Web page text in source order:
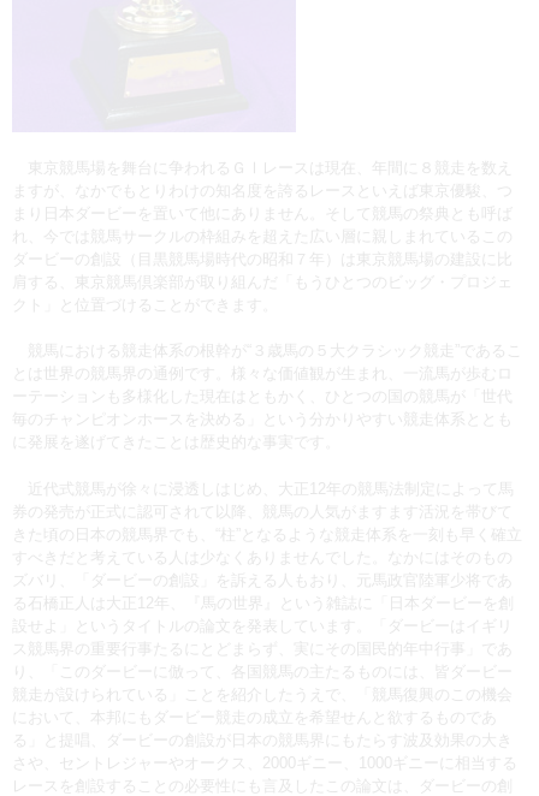
東京競馬場を舞台に争われるＧⅠレースは現在、年間に８競走を数え
ますが、なかでもとりわけの知名度を誇るレースといえば東京優駿、つ
まり日本ダービーを置いて他にありません。そして競馬の祭典とも呼ば
れ、今では競馬サークルの枠組みを超えた広い層に親しまれているこの
ダービーの創設（目黒競馬場時代の昭和７年）は東京競馬場の建設に比
肩する、東京競馬倶楽部が取り組んだ「もうひとつのビッグ・プロジェ
クト」と位置づけることができます。
競馬における競走体系の根幹が“３歳馬の５大クラシック競走”であるこ
とは世界の競馬界の通例です。様々な価値観が生まれ、一流馬が歩むロ
ーテーションも多様化した現在はともかく、ひとつの国の競馬が「世代
毎のチャンピオンホースを決める」という分かりやすい競走体系ととも
に発展を遂げてきたことは歴史的な事実です。
近代式競馬が徐々に浸透しはじめ、大正12年の競馬法制定によって馬
券の発売が正式に認可されて以降、競馬の人気がますます活況を帯びて
きた頃の日本の競馬界でも、“柱”となるような競走体系を一刻も早く確立
すべきだと考えている人は少なくありませんでした。なかにはそのもの
ズバリ、「ダービーの創設」を訴える人もおり、元馬政官陸軍少将であ
る石橋正人は大正12年、『馬の世界』という雑誌に「日本ダービーを創
設せよ」というタイトルの論文を発表しています。「ダービーはイギリ
ス競馬界の重要行事たるにとどまらず、実にその国民的年中行事」であ
り、「このダービーに倣って、各国競馬の主たるものには、皆ダービー
競走が設けられている」ことを紹介したうえで、「競馬復興のこの機会
において、本邦にもダービー競走の成立を希望せんと欲するものであ
る」と提唱、ダービーの創設が日本の競馬界にもたらす波及効果の大き
さや、セントレジャーやオークス、2000ギニー、1000ギニーに相当する
レースを創設することの必要性にも言及したこの論文は、ダービーの創